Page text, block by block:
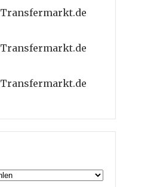
Transfermarkt.de
Transfermarkt.de
Transfermarkt.de